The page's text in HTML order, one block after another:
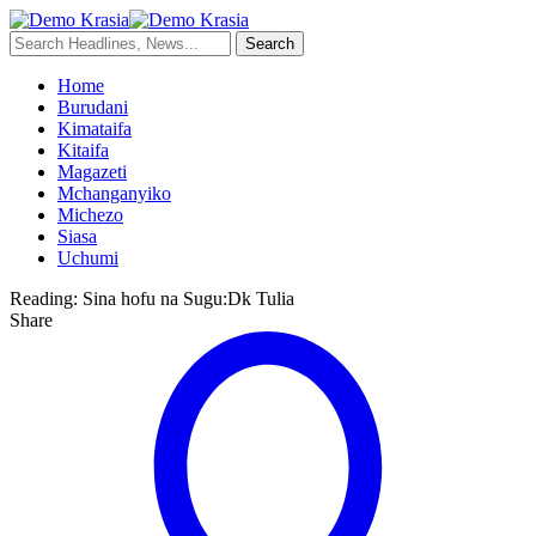
Home
Burudani
Kimataifa
Kitaifa
Magazeti
Mchanganyiko
Michezo
Siasa
Uchumi
Reading: Sina hofu na Sugu:Dk Tulia
Share